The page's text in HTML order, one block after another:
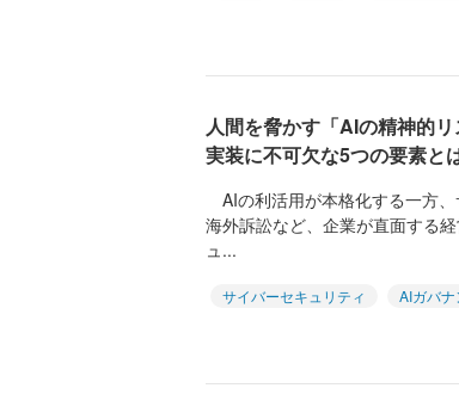
人間を脅かす「AIの精神的
実装に不可欠な5つの要素と
AIの利活用が本格化する一方
海外訴訟など、企業が直面する
ュ...
サイバーセキュリティ AIガバナ